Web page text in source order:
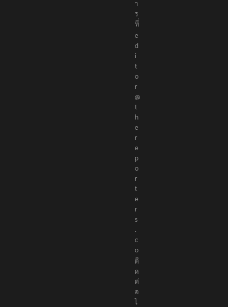
า
ร
ที่
e
d
i
t
o
r
@
t
h
e
r
e
p
o
r
t
e
r
s
.
c
o
ติ
ด
ต่
อ
โ